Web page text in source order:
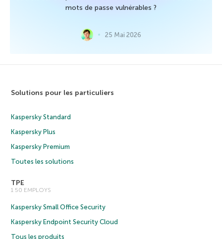
mots de passe vulnérables ?
25 Mai 2026
Solutions pour les particuliers
Kaspersky Standard
Kaspersky Plus
Kaspersky Premium
Toutes les solutions
TPE
1 50 EMPLOYS
Kaspersky Small Office Security
Kaspersky Endpoint Security Cloud
Tous les produits